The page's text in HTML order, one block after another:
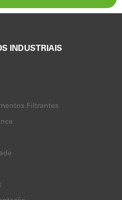
INDUSTRIAIS
Filtrantes